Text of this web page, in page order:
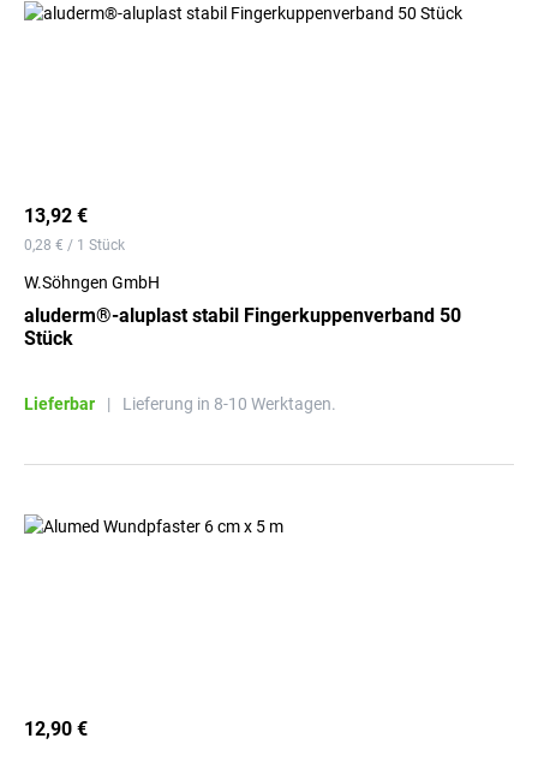
13,92 €
0,28 € / 1 Stück
W.Söhngen GmbH
aluderm®-aluplast stabil Fingerkuppenverband 50
Stück
Lieferbar | Lieferung in 8-10 Werktagen.
12,90 €